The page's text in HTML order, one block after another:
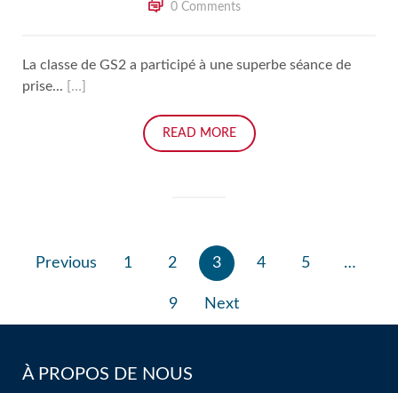
0 Comments
La classe de GS2 a participé à une superbe séance de
prise...
[…]
READ MORE
desPrevious 1 2 3 4 5 …
9 Next
À PROPOS DE NOUS